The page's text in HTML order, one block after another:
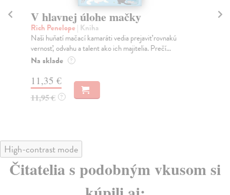
V hlavnej úlohe mačky
Rich Penelope | Kniha
Naši huňatí mačací kamaráti vedia prejaviť rovnakú
vernosť, odvahu a talent ako ich majitelia. Prečí...
Na sklade ?
11,35 €
11,95 € ?
High-contrast mode
Čitatelia s podobným vkusom si